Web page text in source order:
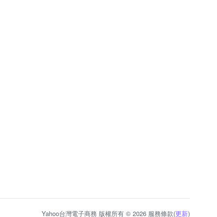
Yahoo台灣電子商務 版權所有 © 2026 服務條款(更新)